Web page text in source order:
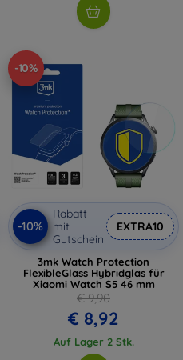
-10%
-10%
Rabatt
mit
Gutschein
EXTRA10
3mk Watch Protection
FlexibleGlass Hybridglas für
Xiaomi Watch S5 46 mm
€ 9,90
€ 8,92
Auf Lager 2 Stk.